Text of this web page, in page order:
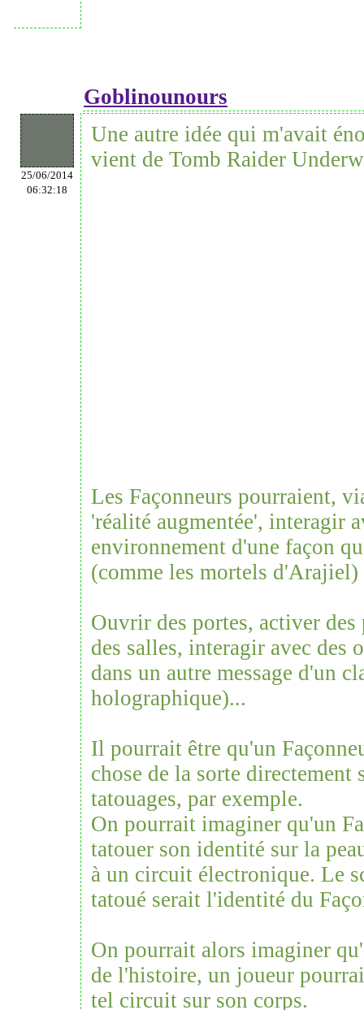
Goblinounours
25/06/2014
06:32:18
Une autre idée qui m'avait
vient de Tomb Raider
Les Façonneurs pourraient,
'réalité augmentée', interagir
environnement d'une façon
(comme les mortels d'Arajiel)
Ouvrir des portes, activer des
des salles, interagir avec des
dans un autre message d'un
holographique)...
Il pourrait être qu'un
chose de la sorte directement
tatouages, par exemple.
On pourrait imaginer qu'un
tatouer son identité sur la
à un circuit électronique. Le
tatoué serait l'identité du
On pourrait alors imaginer
de l'histoire, un joueur
tel circuit sur son corps.